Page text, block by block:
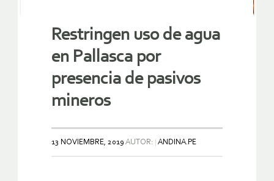
Restringen uso de agua
en Pallasca por
presencia de pasivos
mineros
13 NOVIEMBRE, 2019 AUTOR: ANDINA.PE